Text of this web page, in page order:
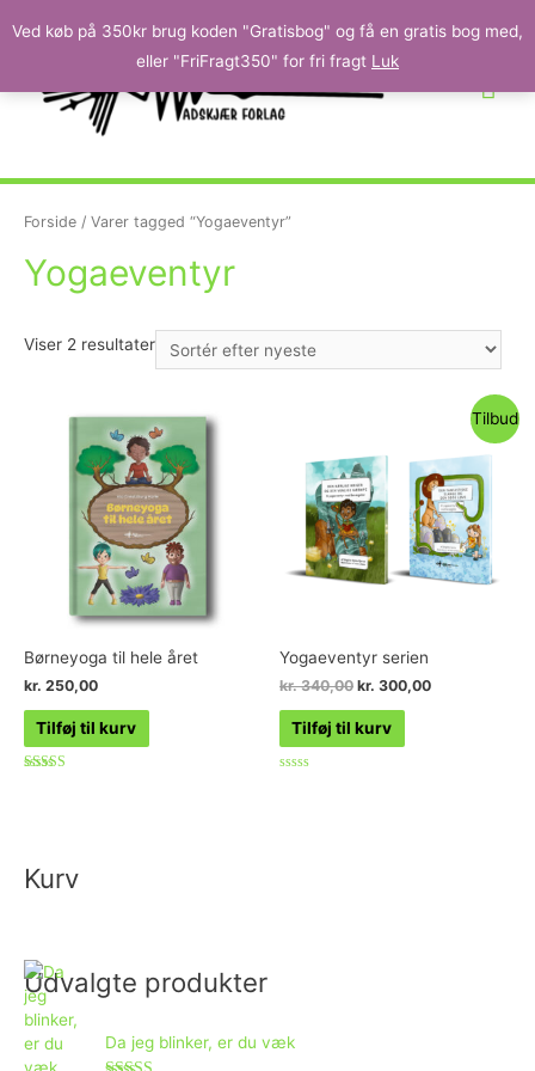
Ved køb på 350kr brug koden "Gratisbog" og få en gratis bog med,
eller "FriFragt350" for fri fragt Luk
Forside / Varer tagged “Yogaeventyr”
Yogaeventyr
Viser 2 resultater
Børneyoga til hele året
kr. 250,00
Tilføj til kurv
Tilbud
Yogaeventyr serien
kr.340,00 kr. 300,00
Tilføj til kurv
Kurv
Udvalgte produkter
Da jeg blinker, er du væk